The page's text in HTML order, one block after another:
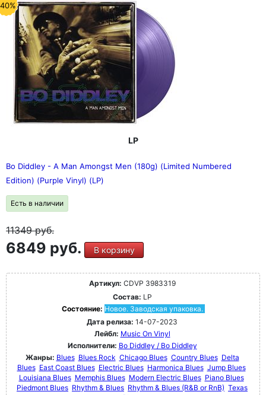
LP
Bo Diddley - A Man Amongst Men (180g) (Limited Numbered
Edition) (Purple Vinyl) (LP)
Есть в наличии
11349руб.
6849 руб. В корзину
Артикул: CDVP 3983319
Состав: LP
Состояние: Новое. Заводская упаковка.
Дата релиза: 14-07-2023
Лейбл: Music On Vinyl
Исполнители: Bo Diddley / Bo Diddley
Жанры: Blues Blues Rock Chicago Blues Country Blues Delta
Blues East Coast Blues Electric Blues Harmonica Blues Jump Blues
Louisiana Blues Memphis Blues Modern Electric Blues Piano Blues
Piedmont Blues Rhythm & Blues Rhythm & Blues (R&B or RnB) Texas